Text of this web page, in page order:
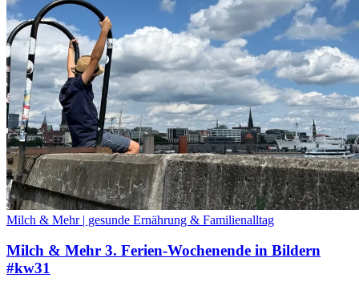
Milch & Mehr | gesunde Ernährung & Familienalltag
Milch & Mehr 3. Ferien-Wochenende in Bildern
#kw31